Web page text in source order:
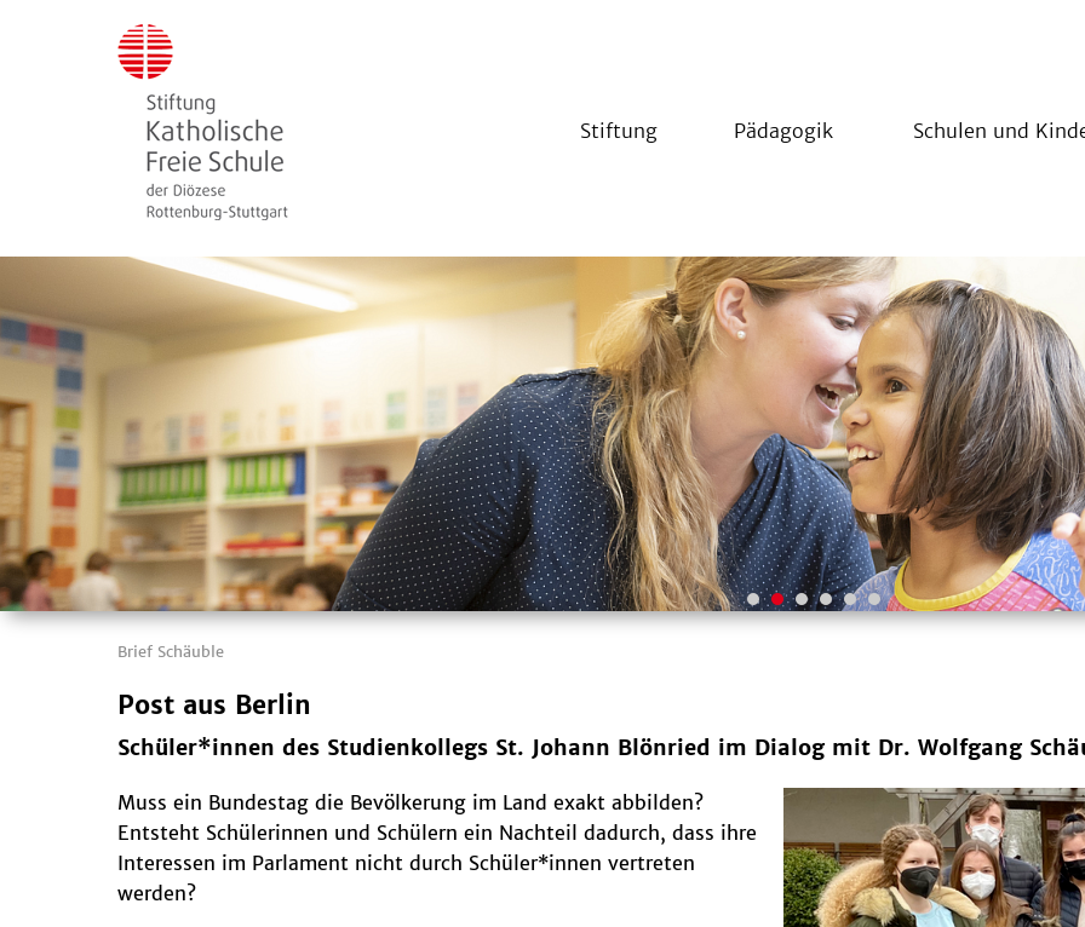
Stiftung Pädagogik Schulen und
Brief Schäuble
Post aus Berlin
Schüler*innen des Studienkollegs St. Johann Blönried im Dialog mit Dr. Wolfgang
Muss ein Bundestag die Bevölkerung im Land exakt abbilden?
Entsteht Schülerinnen und Schülern ein Nachteil dadurch, dass ihre
Interessen im Parlament nicht durch Schüler*innen vertreten
werden?